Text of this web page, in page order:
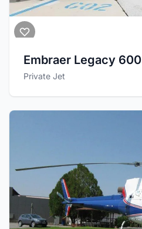
Embraer Legacy 600
Private Jet